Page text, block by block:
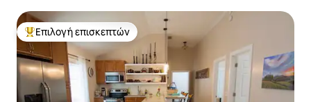
Κορυφαία επιλογή επισκεπτών
Επιλογή επισκεπτών